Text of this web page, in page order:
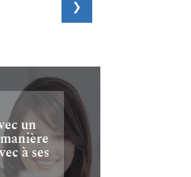
un
à ses